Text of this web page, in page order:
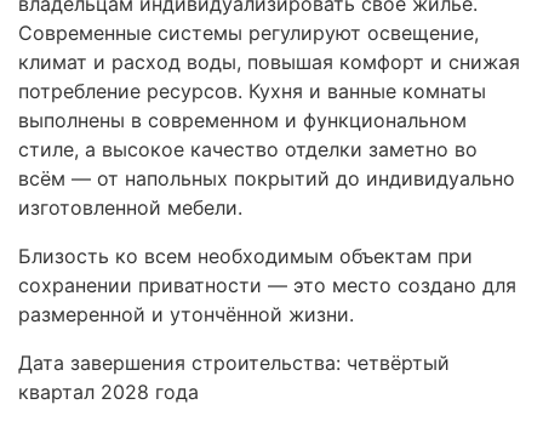
Современные системы регулируют освещение,
климат и расход воды, повышая комфорт и снижая
потребление ресурсов. Кухня и ванные комнаты
выполнены в современном и функциональном
стиле, а высокое качество отделки заметно во
всём — от напольных покрытий до индивидуально
изготовленной мебели.
Близость ко всем необходимым объектам при
сохранении приватности — это место создано для
размеренной и утончённой жизни.
Дата завершения строительства: четвёртый
квартал 2028 года